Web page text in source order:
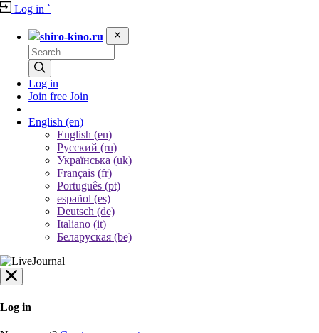
Log in `
shiro-kino.ru
Log in
Join free Join
English (en)
English (en)
Русский (ru)
Українська (uk)
Français (fr)
Português (pt)
español (es)
Deutsch (de)
Italiano (it)
Беларуская (be)
Log in